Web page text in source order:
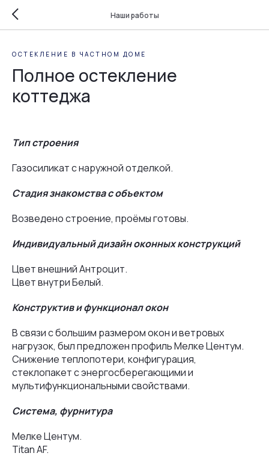
Наши работы
ОСТЕКЛЕНИЕ В ЧАСТНОМ ДОМЕ
Полное остекление
коттеджа
Тип строения
Газосиликат с наружной отделкой.
Стадия знакомства с объектом
Возведено строение, проёмы готовы.
Индивидуальный дизайн оконных конструкций
Цвет внешний Антроцит.
Цвет внутри Белый.
Конструктив и функционал окон
В связи с большим размером окон и ветровых
нагрузок, был предложен профиль Мелке Центум.
Снижение теплопотери, конфигурация,
стеклопакет с энергосберегающими и
мультифункциональными свойствами.
Система, фурнитура
Мелке Центум.
Titan AF.